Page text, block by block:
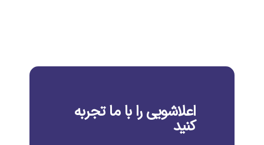
اعلاشویی را با ما تجربه
کنید